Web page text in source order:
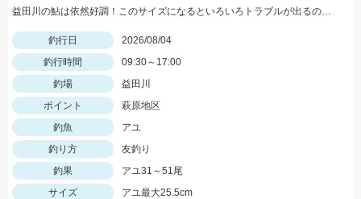
益田川の鮎は依然好調！このサイズになるといろいろトラブルが出るので仕掛けは太めがおすすめです！針は7.5号～８号！三河安城店岩崎釣行
釣行日
2026/08/04
釣行時間
09:30～17:00
釣場
益田川
ポイント
萩原地区
釣魚
アユ
釣り方
友釣り
釣果
アユ31～51尾
サイズ
アユ最大25.5cm